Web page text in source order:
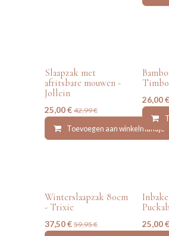
tweedehands
Slaapzak met
afritsbare mouwen -
Jollein
25,00€ 42,99€
Toevoegen aan winkelmandje
26,00€
tweedehands
Winterslaapzak 80cm
- Trixie
37,50€ 59,95€ 25,00€